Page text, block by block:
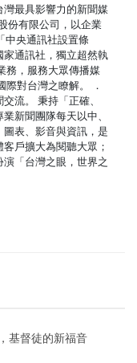
最具影響力的新聞媒
份有限公司，以企業
中央通訊社設置條
通訊社，獨立超然執
務，服務大眾傳播媒
對台灣之瞭解。 ．
流。 秉持「正確、
新聞團隊每天以中、
表、影音與資訊，是
戶擴大為閱聽大眾；
「台灣之眼，世界之
基督徒的新福音